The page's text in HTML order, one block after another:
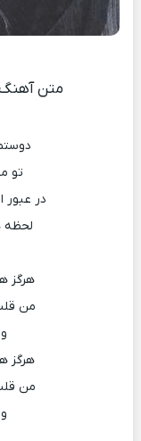
متن
تو
در
لحظه
هرگز
من
هرگز
من